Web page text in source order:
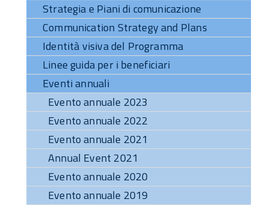
Strategia e Piani di comunicazione
Communication Strategy and Plans
Identità visiva del Programma
Linee guida per i beneficiari
Eventi annuali
Evento annuale 2023
Evento annuale 2022
Evento annuale 2021
Annual Event 2021
Evento annuale 2020
Evento annuale 2019